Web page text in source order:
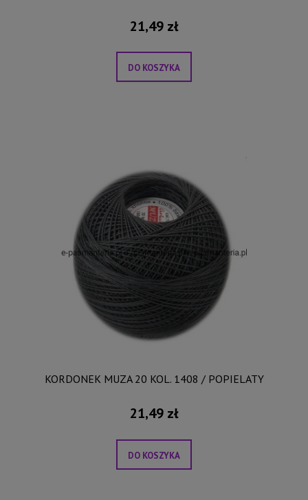
21,49 zł
DO KOSZYKA
KORDONEK MUZA 20 KOL. 1408 / POPIELATY
21,49 zł
DO KOSZYKA